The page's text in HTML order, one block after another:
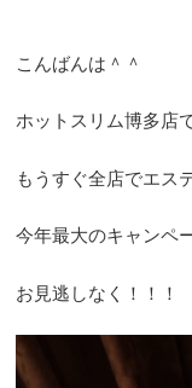
こんばんは＾＾
ホットスリム博多店
もうすぐ全店でエス
今年最大のキャンペ
お見逃しなく！！！